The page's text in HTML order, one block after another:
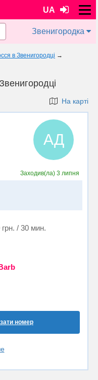
UA
Звенигородка
в Звенигородці →
На карті
АД
Заходив(ла)3 липня
грн. / 30 мин.
номер